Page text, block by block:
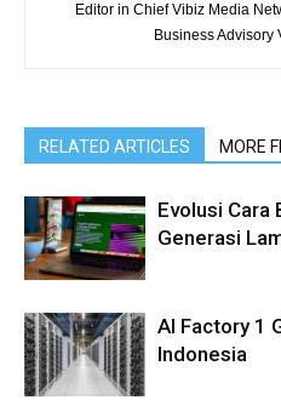
Editor in Chief Vibiz Media
Business Advisory
RELATED ARTICLES MORE
Evolusi Cara
Generasi
AI Factory 1
Indonesia